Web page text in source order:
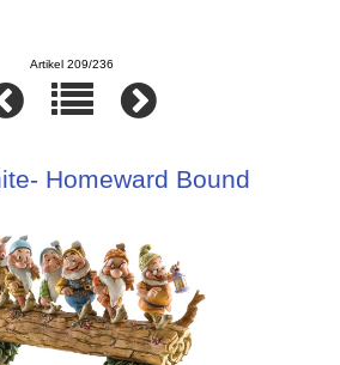
Artikel 209/236
Homeward Bound